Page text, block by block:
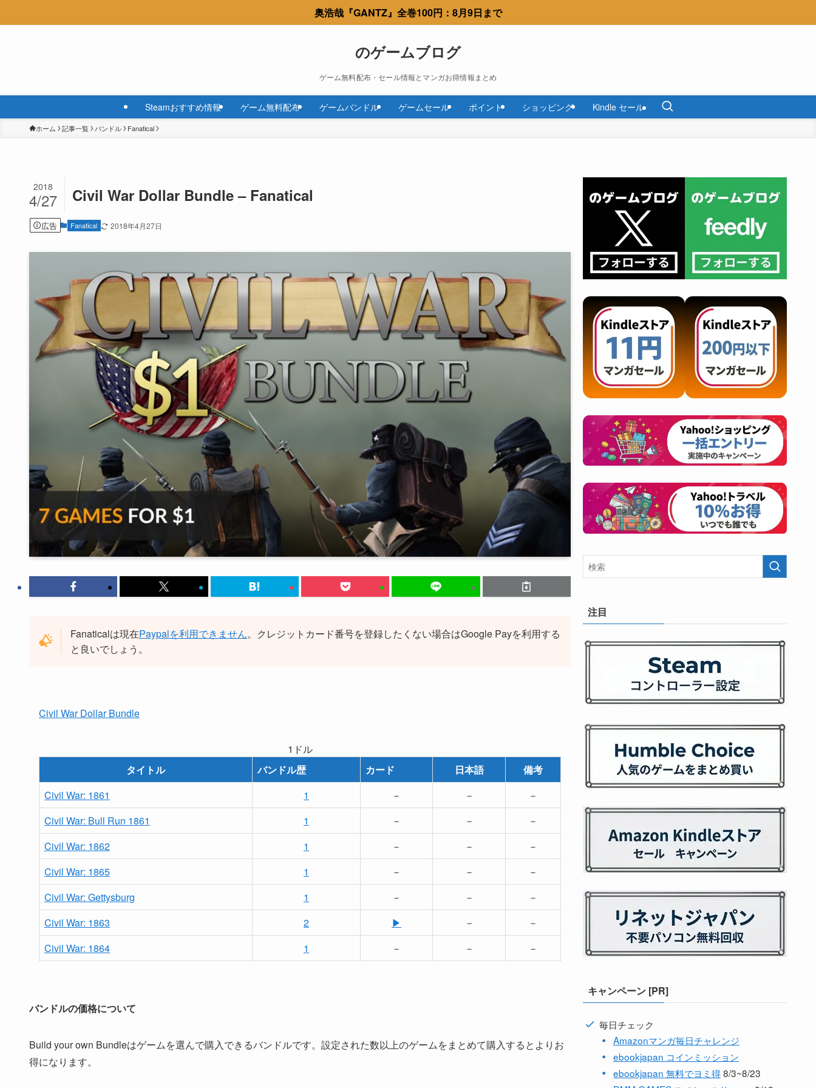
奥浩哉『GANTZ』全巻100円：8月9日まで
のゲームブログ
ゲーム無料配布・セール情報とマンガお得情報まとめ
Steamおすすめ情報 ゲーム無料配布 ゲームバンドル ゲームセール ポイント ショッピング Kindle セール
ホーム 記事一覧 バンドル Fanatical
Civil War Dollar Bundle – Fanatical
2018
4/27
広告 Fanatical 2018年4月27日
Fanaticalは現在Paypalを利用できません。クレジットカード番号を登録したくない場合はGoogle Payを利用する
と良いでしょう。
Civil War Dollar Bundle
1ドル
タイトル
バンドル歴 カード 日本語
備考
Civil War: 1861
1 － －
－
Civil War: Bull Run 1861
1 － －
－
Civil War: 1862
1 － －
－
Civil War: 1865
1 － －
－
Civil War: Gettysburg
1 － －
－
Civil War: 1863
2 ▶ －
－
Civil War: 1864
1 － － －
バンドルの価格について
Build your own Bundleはゲームを選んで購入できるバンドルです。設定された数以上のゲームをまとめて購入するとよりお
得になります。
注目
キャンペーン [PR]
毎日チェック
Amazonマンガ毎日チャレンジ
ebookjapan コインミッション
ebookjapan 無料でヨミ得8/3~8/23